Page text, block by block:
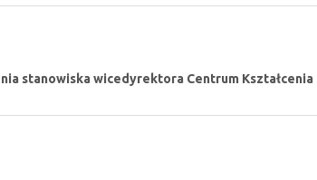
stanowiska wicedyrektora Centrum Kształcenia